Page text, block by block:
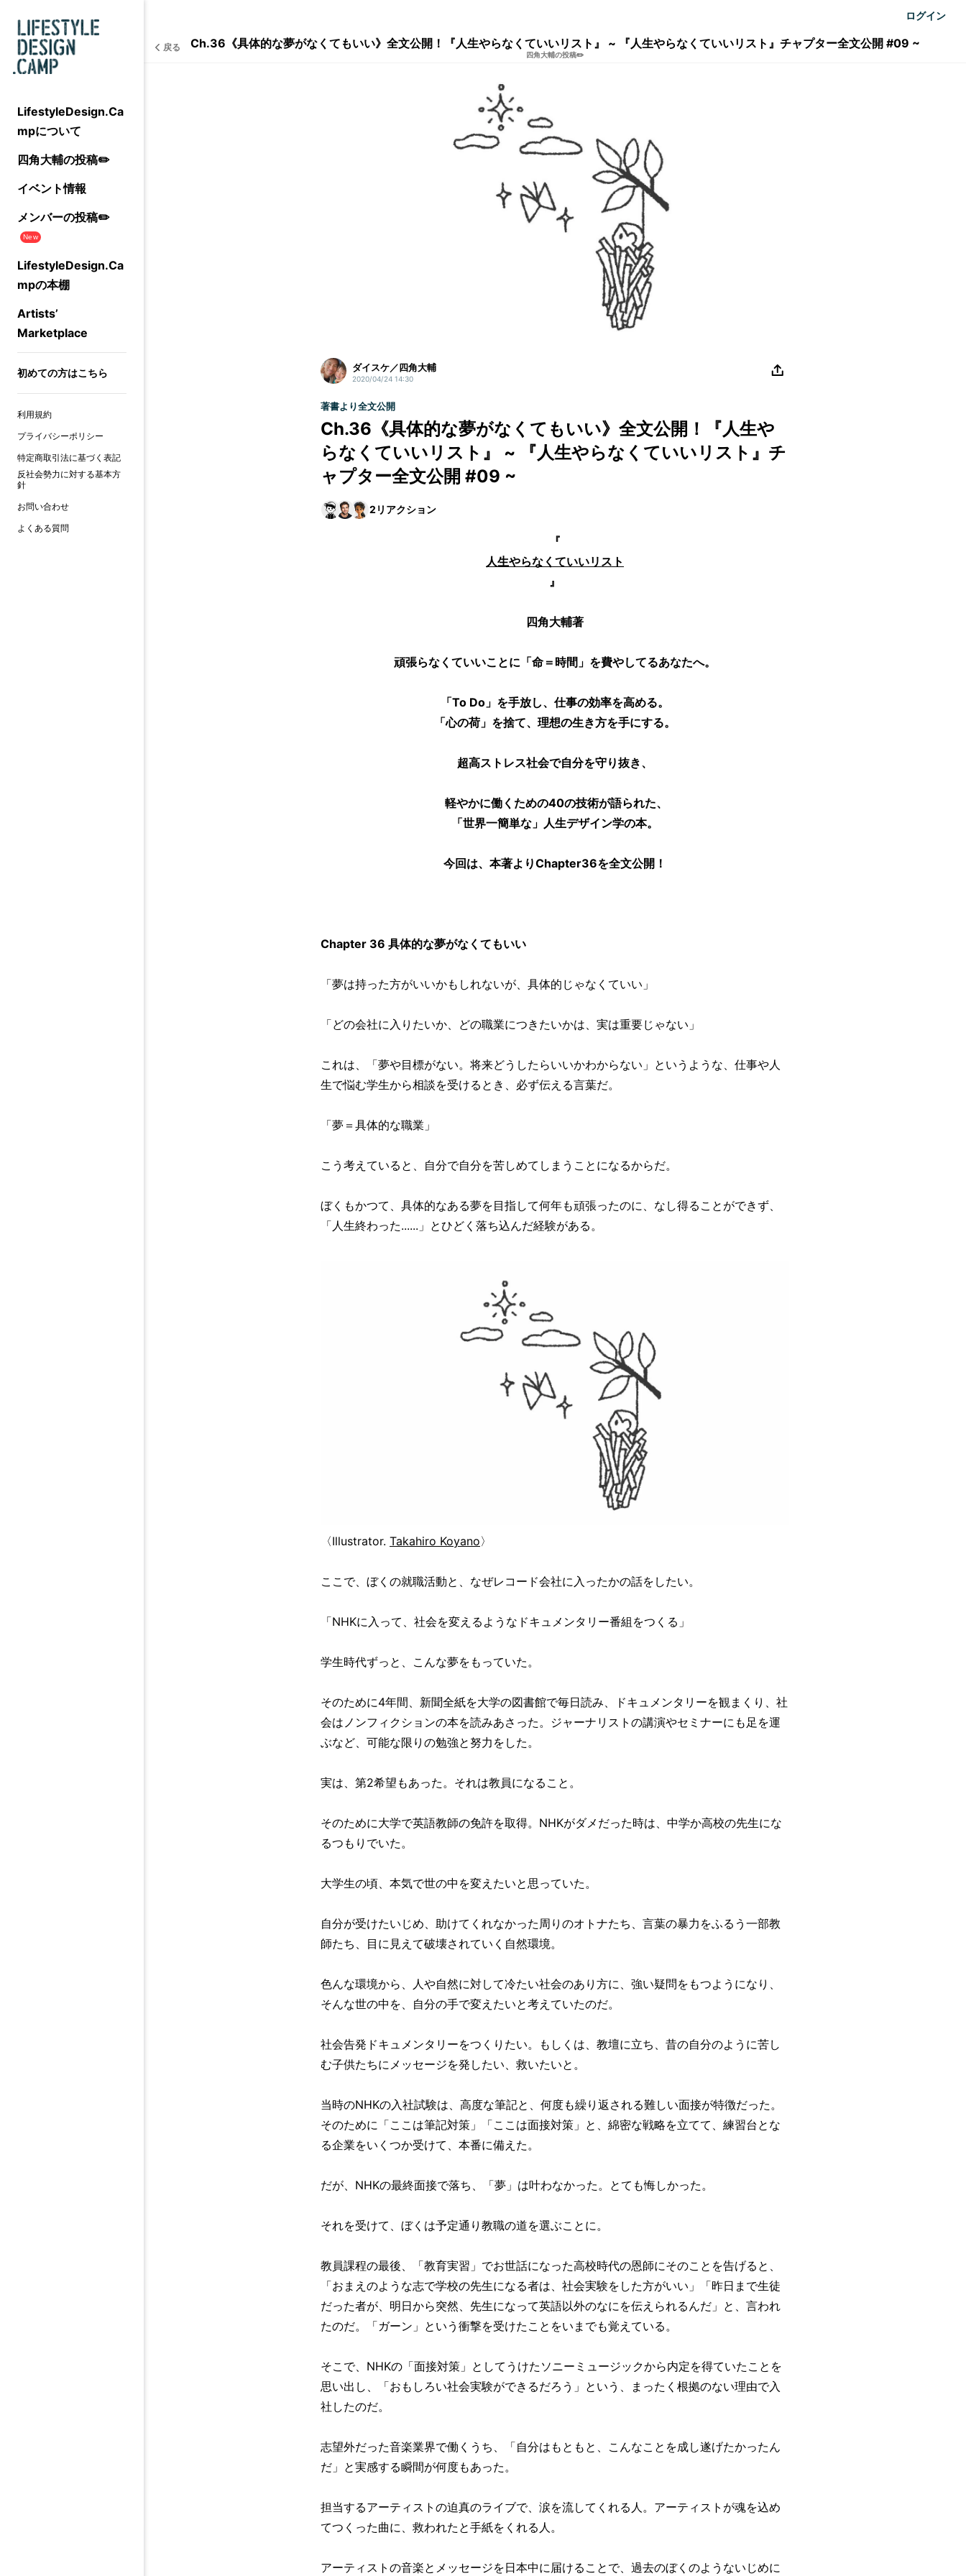
ログイン
LifestyleDesign.Ca
mpについて
四角大輔の投稿✏️
イベント情報
メンバーの投稿✏️
New
LifestyleDesign.Ca
mpの本棚
Artists’
Marketplace
初めての方はこちら
利用規約
プライバシーポリシー
特定商取引法に基づく表記
反社会勢力に対する基本方
針
お問い合わせ
よくある質問
戻る Ch.36《具体的な夢がなくてもいい》全文公開！『人生やらなくていいリスト』 ~ 『人生やらなくていいリスト』チャプター全文公開 #09 ~
四角大輔の投稿✏️
ダイスケ／四角大輔
2020/04/24 14:30
著書より全文公開
Ch.36《具体的な夢がなくてもいい》全文公開！『人生や
らなくていいリスト』 ~ 『人生やらなくていいリスト』チ
ャプター全文公開 #09 ~
2 リアクション
『
人生やらなくていいリスト
』
四角大輔著
頑張らなくていいことに「命＝時間」を費やしてるあなたへ。
「To Do」を手放し、仕事の効率を高める。
「心の荷」を捨て、理想の生き方を手にする。
超高ストレス社会で自分を守り抜き、
軽やかに働くための40の技術が語られた、
「世界一簡単な」人生デザイン学の本。
今回は、本著よりChapter36を全文公開！
Chapter 36 具体的な夢がなくてもいい
「夢は持った方がいいかもしれないが、具体的じゃなくていい」
「どの会社に入りたいか、どの職業につきたいかは、実は重要じゃない」
これは、「夢や目標がない。将来どうしたらいいかわからない」というような、仕事や人
生で悩む学生から相談を受けるとき、必ず伝える言葉だ。
「夢＝具体的な職業」
こう考えていると、自分で自分を苦しめてしまうことになるからだ。
ぼくもかつて、具体的なある夢を目指して何年も頑張ったのに、なし得ることができず、
「人生終わった......」とひどく落ち込んだ経験がある。
〈Illustrator. Takahiro Koyano〉
ここで、ぼくの就職活動と、なぜレコード会社に入ったかの話をしたい。
「NHKに入って、社会を変えるようなドキュメンタリー番組をつくる」
学生時代ずっと、こんな夢をもっていた。
そのために4年間、新聞全紙を大学の図書館で毎日読み、ドキュメンタリーを観まくり、社
会はノンフィクションの本を読みあさった。ジャーナリストの講演やセミナーにも足を運
ぶなど、可能な限りの勉強と努力をした。
実は、第2希望もあった。それは教員になること。
そのために大学で英語教師の免許を取得。NHKがダメだった時は、中学か高校の先生にな
るつもりでいた。
大学生の頃、本気で世の中を変えたいと思っていた。
自分が受けたいじめ、助けてくれなかった周りのオトナたち、言葉の暴力をふるう一部教
師たち、目に見えて破壊されていく自然環境。
色んな環境から、人や自然に対して冷たい社会のあり方に、強い疑問をもつようになり、
そんな世の中を、自分の手で変えたいと考えていたのだ。
社会告発ドキュメンタリーをつくりたい。もしくは、教壇に立ち、昔の自分のように苦し
む子供たちにメッセージを発したい、救いたいと。
当時のNHKの入社試験は、高度な筆記と、何度も繰り返される難しい面接が特徴だった。
そのために「ここは筆記対策」「ここは面接対策」と、綿密な戦略を立てて、練習台とな
る企業をいくつか受けて、本番に備えた。
だが、NHKの最終面接で落ち、「夢」は叶わなかった。とても悔しかった。
それを受けて、ぼくは予定通り教職の道を選ぶことに。
教員課程の最後、「教育実習」でお世話になった高校時代の恩師にそのことを告げると、
「おまえのような志で学校の先生になる者は、社会実験をした方がいい」「昨日まで生徒
だった者が、明日から突然、先生になって英語以外のなにを伝えられるんだ」と、言われ
たのだ。「ガーン」という衝撃を受けたことをいまでも覚えている。
そこで、NHKの「面接対策」としてうけたソニーミュージックから内定を得ていたことを
思い出し、「おもしろい社会実験ができるだろう」という、まったく根拠のない理由で入
社したのだ。
志望外だった音楽業界で働くうち、「自分はもともと、こんなことを成し遂げたかったん
だ」と実感する瞬間が何度もあった。
担当するアーティストの迫真のライブで、涙を流してくれる人。アーティストが魂を込め
てつくった曲に、救われたと手紙をくれる人。
アーティストの音楽とメッセージを日本中に届けることで、過去のぼくのようないじめに